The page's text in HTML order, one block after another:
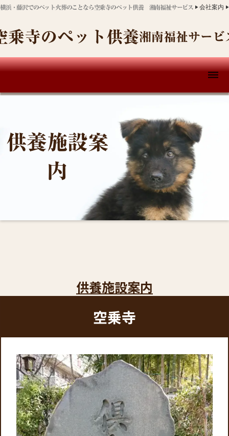
横浜・藤沢でのペット火葬のことなら空乗寺のペット供養 湘南福祉サービス play_arrow 会社案内
乗寺のペット供養湘南福祉サー
dehaze
供養施設案
内
供養施設案内
空乗寺